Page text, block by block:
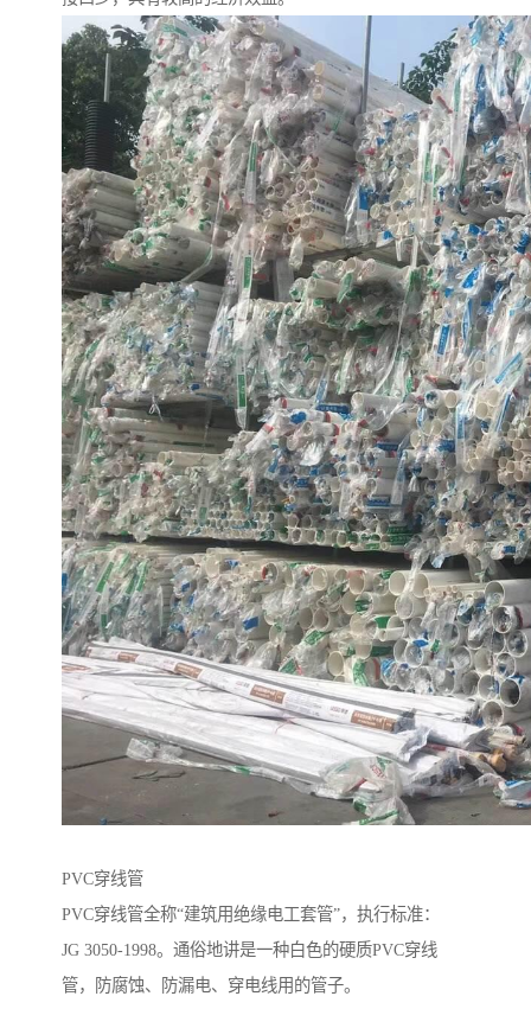
PVC穿线管
PVC穿线管全称“建筑用绝缘电工套管”，执行标准：
JG 3050-1998。通俗地讲是一种白色的硬质PVC穿线
管，防腐蚀、防漏电、穿电线用的管子。